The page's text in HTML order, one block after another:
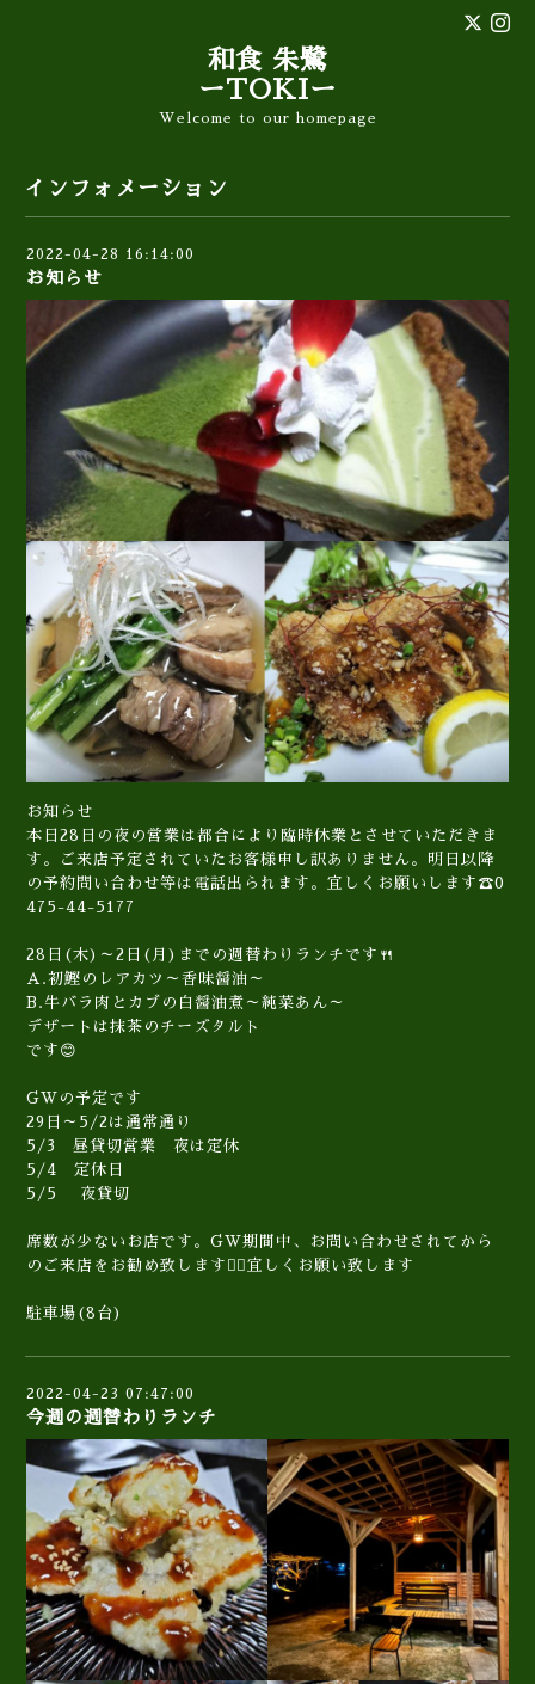
和食 朱鷺
ーTOKIー
Welcome to our homepage
インフォメーション
2022-04-28 16:14:00
お知らせ
お知らせ
本日28日の夜の営業は都合により臨時休業とさせていただきま
す。ご来店予定されていたお客様申し訳ありません。明日以降
の予約問い合わせ等は電話出られます。宜しくお願いします☎️0
475-44-5177
28日(木)～2日(月)までの週替わりランチです🍴
A.初鰹のレアカツ～香味醤油～
B.牛バラ肉とカブの白醤油煮～純菜あん～
デザートは抹茶のチーズタルト
です😊
GWの予定です
29日～5/2は通常通り
5/3 昼貸切営業 夜は定休
5/4 定休日
5/5 夜貸切
席数が少ないお店です。GW期間中、お問い合わせされてから
のご来店をお勧め致します🙇‍♀️宜しくお願い致します
駐車場(8台)
2022-04-23 07:47:00
今週の週替わりランチ